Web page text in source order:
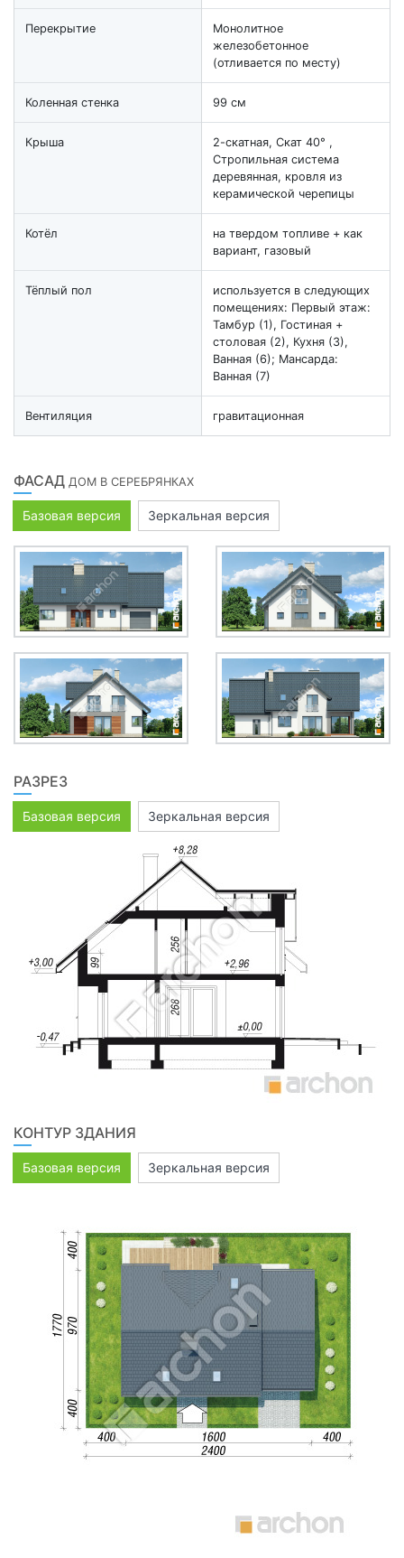
Перекрытие
Монолитное
железобетонное
(отливается по месту)
Коленная стенка 99 см
Крыша
2-скатная, Скат 40° ,
Стропильная система
деревянная, кровля из
керамической черепицы
Котёл
на твердом топливе + как
вариант, газовый
Тёплый пол
используется в следующих
помещениях: Первый этаж:
Тамбур (1), Гостиная +
столовая (2), Кухня (3),
Ванная (6); Мансарда:
Ванная (7)
Вентиляция гравитационная
ФАСАД ДОМ В СЕРЕБРЯНКАХ
Базовая версия Зеркальная версия
РАЗРЕЗ
Базовая версия Зеркальная версия
КОНТУР ЗДАНИЯ
Базовая версия Зеркальная версия